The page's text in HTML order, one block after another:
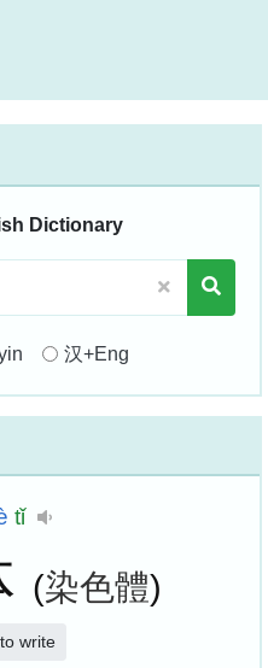
Dictionary
汉+Eng
tǐ
(染色體)
write